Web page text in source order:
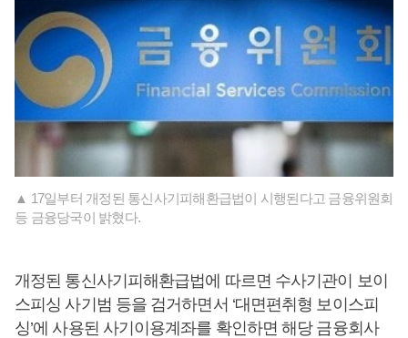
▲ 17일부터 개정된 통신사기피해환급법이 시행된다고 금융위원회
등 금융당국이 밝혔다.
개정된 통신사기피해환급법에 따르면 수사기관이 보이
스피싱 사기범 등을 검거하면서 ‘대면편취형 보이스피
싱’에 사용된 사기이용계좌를 확인하면 해당 금융회사